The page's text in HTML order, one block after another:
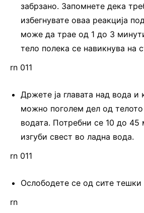
забрзано. Запомнете дека
избегнувате оваа реакција
може да трае од 1 до 3
тело полека се навикнува на
rn 011
Држете ја главата над вода и
можно поголем дел од
водата. Потребни се 10 до 45
изгуби свест во ладна вода.
rn 011
Ослободете се од сите
rn